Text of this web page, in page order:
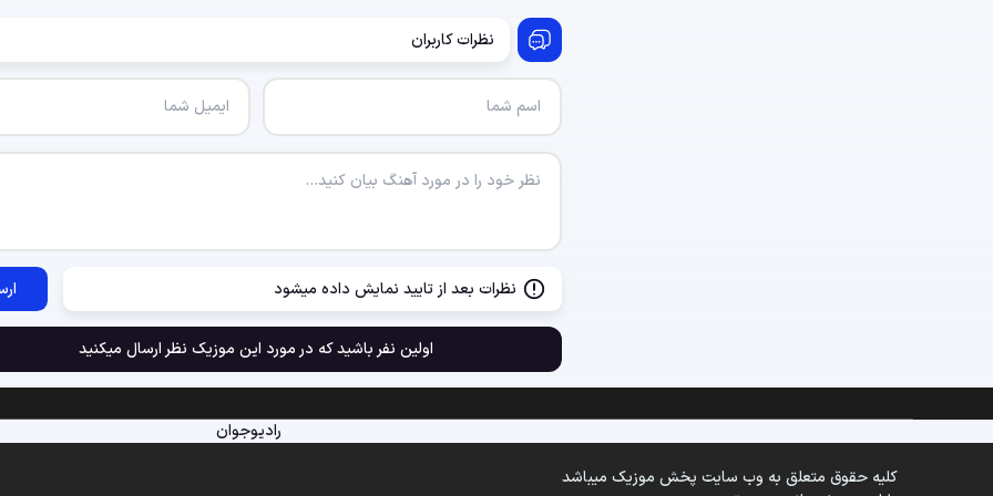
نظرات کاربران
نظرات بعد از تایید نمایش داده میشود
اولین نفر باشید که در مورد این موزیک نظر ارسال میکنید
رادیوجوان
کلیه حقوق متعلق به وب سایت پخش موزیک میباشد